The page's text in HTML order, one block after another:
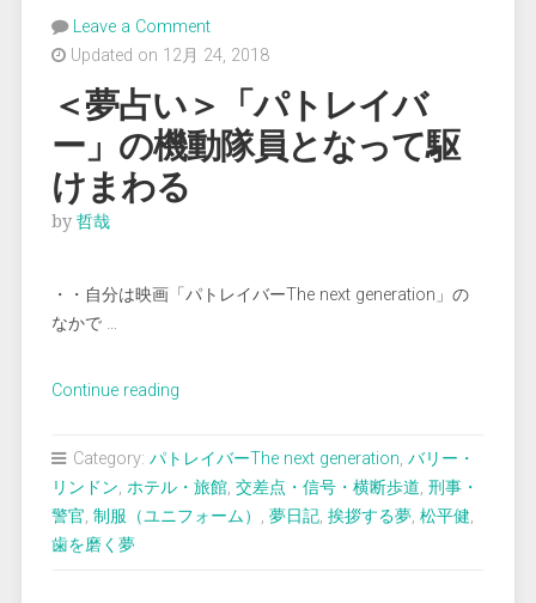
詞
あ
の
役
で
出
る”
Leave a Comment
Updated on 12月 24, 2018
＜夢占い＞「パトレイバ
ー」の機動隊員となって駆
けまわる
by 哲哉
・・自分は映画「パトレイバーThe next generation」の
なかで …
Continue reading“＜
Category: パトレイバーThe next generation, バリー・
リンドン, ホテル・旅館, 交差点・信号・横断歩道, 刑事・
警官, 制服（ユニフォーム） , 夢日記, 挨拶する夢, 松平健,
歯を磨く夢